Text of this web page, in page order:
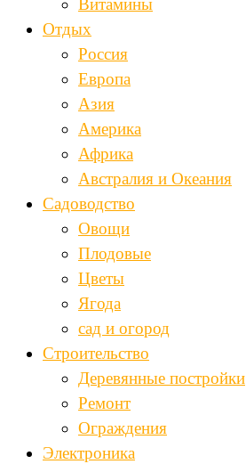
Витамины
Отдых
Россия
Европа
Азия
Америка
Африка
Австралия и Океания
Садоводство
Овощи
Плодовые
Цветы
Ягода
сад и огород
Строительство
Деревянные постройки
Ремонт
Ограждения
Электроника